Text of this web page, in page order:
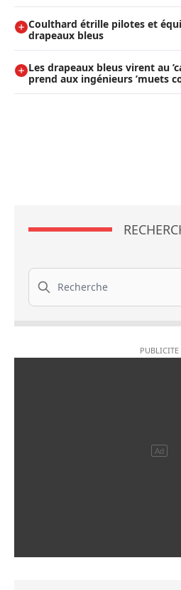
Coulthard étrille pilotes et
drapeaux bleus
Les drapeaux bleus virent au
prend aux ingénieurs ’muets
Recherche